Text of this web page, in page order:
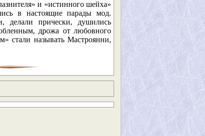
и «истинного шейха»
в настоящие парады мод.
делали прически, душились
дрожа от любовного
стали называть Мастроянни,